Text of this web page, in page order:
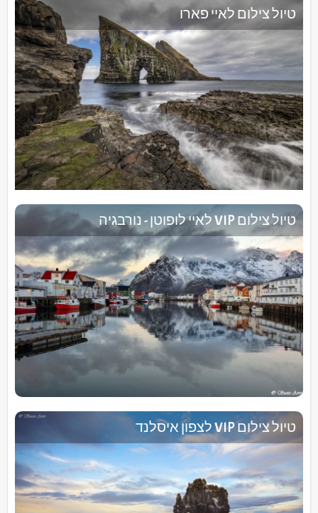
טיול צילום לאיי פארו
טיול צילום VIP לאיי לופוטן - נורבגיה
טיול צילום VIP לצפון איסלנד